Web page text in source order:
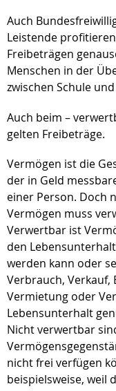
Auch
Leistende
Freibeträgen
Menschen in der
zwischen Schule
Auch beim –
gelten Freibeträge.
Vermögen ist die
der in Geld
einer Person. Doch
Vermögen muss
Verwertbar ist
den
werden kann oder
Verbrauch, Verkauf,
Vermietung oder
Lebensunterhalt
Nicht verwertbar
nicht frei verfügen
beispielsweise, weil